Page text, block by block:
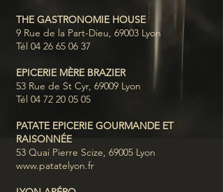
THE GASTRONOMIE HOUSE
9 Rue de la Part-Dieu, 69003 Lyon
Tél 04 26 65 06 37
EPICERIE MÈRE BRAZIER
53 Rue de St Cyr, 69009 Lyon
Tél 04 72 20 05 05
PATATE EPICERIE GOURMANDE ET
RAISONNÉE
53 Quai Pierre Scize, 69005 Lyon
www.patatelyon.fr